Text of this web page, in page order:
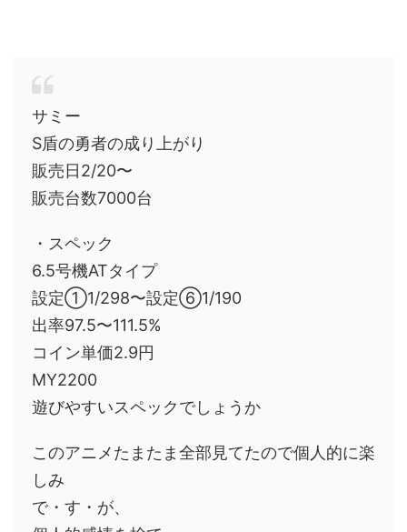
サミー
S盾の勇者の成り上がり
販売日2/20〜
販売台数7000台
・スペック
6.5号機ATタイプ
設定①1/298〜設定⑥1/190
出率97.5〜111.5%
コイン単価2.9円
MY2200
遊びやすいスペックでしょうか
このアニメたまたま全部見てたので個人的に楽
しみ
で・す・が、